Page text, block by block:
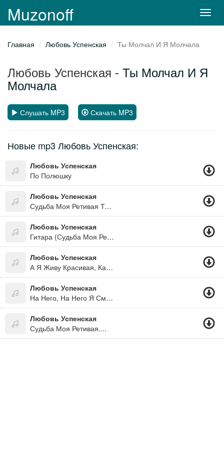
Muzonoff
Главная Любовь Успенская Ты Молчал И Я Молчала
Любовь Успенская - Ты Молчал И Я
Молчала
Слушать MP3 Скачать MP3
Новые mp3 Любовь Успенская:
Любовь Успенская
По Полюшку
Любовь Успенская
Судьба Моя Ретивая Тебе Не Поплечу, А Я Живу Красивая, Как Я Хочу!!
Любовь Успенская
Гитара (Судьба Моя Ретивая Тебе Не По-Плечу. А Я Живу Красивая, Как Я Хочу!)
Любовь Успенская
А Я Живу Красивая, Как Я Хочу!
Любовь Успенская
На Него, На Него Я Смотрю И Понимаю, Пропадаю Я, Пропадаю Я. Ничего, Ничего, Ничего О Нём Не Знаю, Пропадаю Я, Пропадаю Я.
Любовь Успенская
Судьба Моя Ретивая....